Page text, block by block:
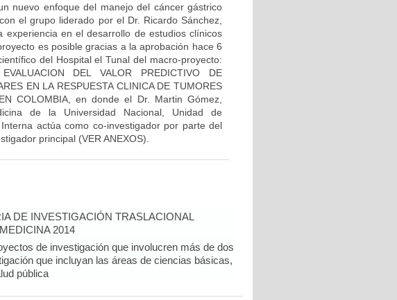
nuevo enfoque del manejo del cáncer gástrico
el grupo liderado por el Dr. Ricardo Sánchez,
experiencia en el desarrollo de estudios clínicos
es posible gracias a la aprobación hace 6
del Hospital el Tunal del macro-proyecto:
DEL VALOR PREDICTIVO DE
EN LA RESPUESTA CLINICA DE TUMORES
COLOMBIA, en donde el Dr. Martin Gómez,
de la Universidad Nacional, Unidad de
actúa como co-investigador por parte del
principal (VER ANEXOS).
DE INVESTIGACIÓN TRASLACIONAL
2014
de investigación que involucren más de dos
que incluyan las áreas de ciencias básicas,
pública